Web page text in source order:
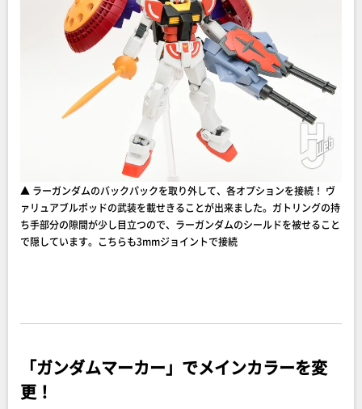
▲ ラーガンダムのバックパックを取り外して、各オプションを接続！ ヴ
ァリュアブルポッドの武装を載せきることが出来ました。ガトリングの持
ち手部分の隙間が少し目立つので、ラーガンダムのシールドを被せること
で隠しています。こちらも3mmジョイントで接続
「ガンダムマーカー」でメインカラーを変
更！